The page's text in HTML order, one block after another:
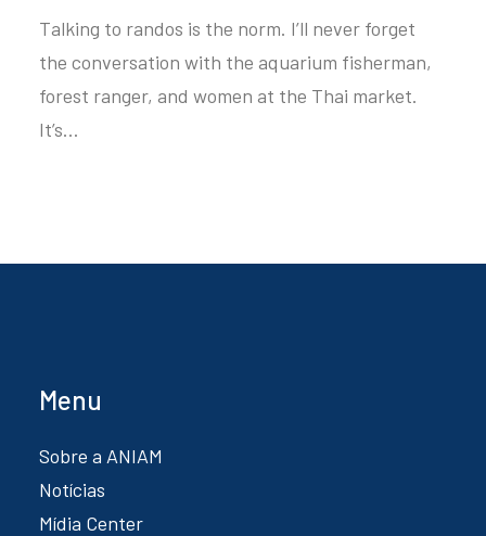
Talking to randos is the norm. I’ll never forget
the conversation with the aquarium fisherman,
forest ranger, and women at the Thai market.
It’s…
Menu
Sobre a ANIAM
Notícias
Mídia Center